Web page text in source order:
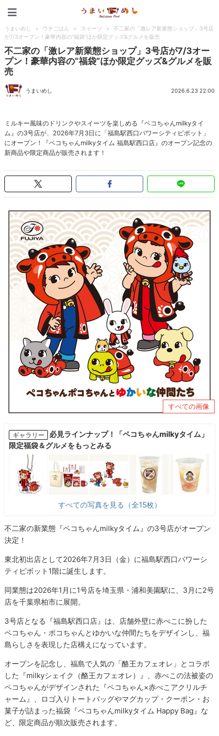
うまいめし > ウチごはん > スイーツ >
不二家の「激レア新業態ショップ」3号店
が7/3オープン！豪華内容の“福袋”ほか限定グッズ&グルメを販売
不二家の「激レア新業態ショップ」3号店が7/3オー
プン！豪華内容の“福袋”ほか限定グッズ&グルメを販
売
うまいめし 2026.6.23 22:00
ミルキー風味のドリンクやスイーツを楽しめる『ペコちゃんmilkyタイ
ム』の3号店が、2026年7月3日に「福島駅西口パワーシティピボット」
にオープン！『ペコちゃんmilkyタイム 福島駅西口店』のオープン記念の
新商品や限定商品が販売されます！
すべての画像
ギャラリー
必見ラインナップ！「ペコちゃんmilkyタイム」
限定福袋＆グルメをもっとみる
すべての写真を見る（全15枚）
不二家の新業態『ペコちゃんmilkyタイム』の3号店がオープン
決定！
東北初出店として2026年7月3日（金）に福島駅西口パワーシ
ティピボット1階に誕生します。
同業態は2026年1月に1号店を埼玉県・浦和美園駅に、3月に2号
店を千葉県柏市に展開。
3号店となる『福島駅西口店』は、店舗外壁に赤べこに扮した
ペコちゃん・ポコちゃんとゆかいな仲間たちをデザインし、福
島らしさを表現した店構えになっています。
オープンを記念し、福島で人気の「酪王カフェオレ」とコラボ
した『milkyシェイク（酪王カフェオレ）』、赤べこの法被姿の
ペコちゃんがデザインされた『ペコちゃん×赤べこアクリルチ
ャーム』、ロゴ入りトートバッグやマグカップ・クーポン・お
菓子が詰まった福袋『ペコちゃんmilkyタイム Happy Bag』な
ど、限定商品が順次販売されます。